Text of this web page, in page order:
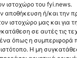
ιστοχώρο του fyi.news.
αποθήκευση ή/και την
ιστοχώρο μας και για
σε αυτές τις
όπως η συμπεριφορά
Η μη
This!
Ακολούθησέ μας